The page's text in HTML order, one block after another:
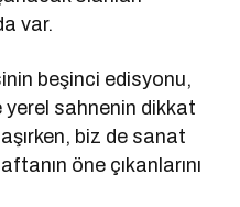
var.
beşinci edisyonu,
sahnenin dikkat
biz de sanat
öne çıkanlarını